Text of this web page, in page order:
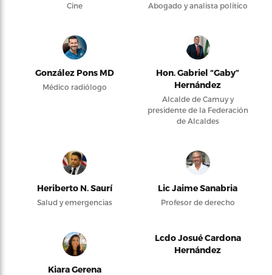
Cine Abogado y analista político
González Pons MD
Médico radiólogo
Hon. Gabriel “Gaby”
Hernández
Alcalde de Camuy y
presidente de la Federación
de Alcaldes
Heriberto N. Saurí
Salud y emergencias
Lic Jaime Sanabria
Profesor de derecho
Kiara Gerena
Lcdo Josué Cardona
Hernández